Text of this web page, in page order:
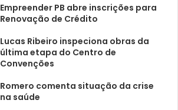
Empreender PB abre inscrições para
Renovação de Crédito
Lucas Ribeiro inspeciona obras da
última etapa do Centro de
Convenções
Romero comenta situação da crise
na saúde